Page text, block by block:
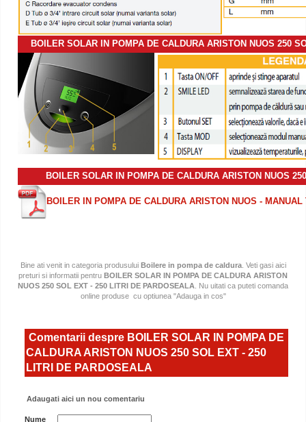
BOILER SOLAR IN POMPA DE CALDURA ARISTON NUOS 250
BOILER SOLAR IN POMPA DE CALDURA ARISTON NUOS
BOILER IN POMPA DE CALDURA ARISTON NUOS - MANUAL
Bine ati venit in categoria produsuluiBoilere in pompa de caldura. Veti gasi aici
preturi si informatii pentru BOILER SOLAR IN POMPA DE CALDURA ARISTON
NUOS 250 SOL EXT - 250 LITRI DE PARDOSEALA . Nu uitati ca puteti comanda
online produse cu optiunea "Adauga in cos"
Comentarii despre BOILER SOLAR IN POMPA DE
CALDURA ARISTON NUOS 250 SOL EXT - 250
LITRI DE PARDOSEALA
Adaugati aici un nou comentariu
Nume